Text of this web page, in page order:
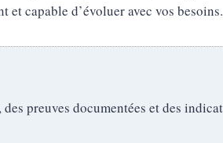
capable d’évoluer avec vos besoins.
preuves documentées et des